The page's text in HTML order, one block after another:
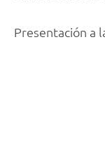
Presentación a